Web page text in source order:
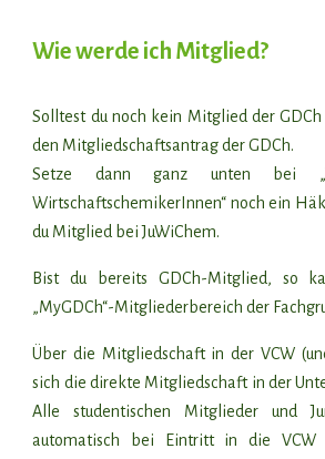
Wie werde ich Mitglied?
Solltest du noch kein Mitglied der GDCh
den Mitgliedschaftsantrag der GDCh.
Setze dann ganz unten bei
WirtschaftschemikerInnen“ noch ein
du Mitglied bei JuWiChem.
Bist du bereits GDCh-Mitglied, so
„MyGDCh“-Mitgliederbereich der
Über die Mitgliedschaft in der VCW
sich die direkte Mitgliedschaft in der
Alle studentischen Mitglieder und
automatisch bei Eintritt in die VCW